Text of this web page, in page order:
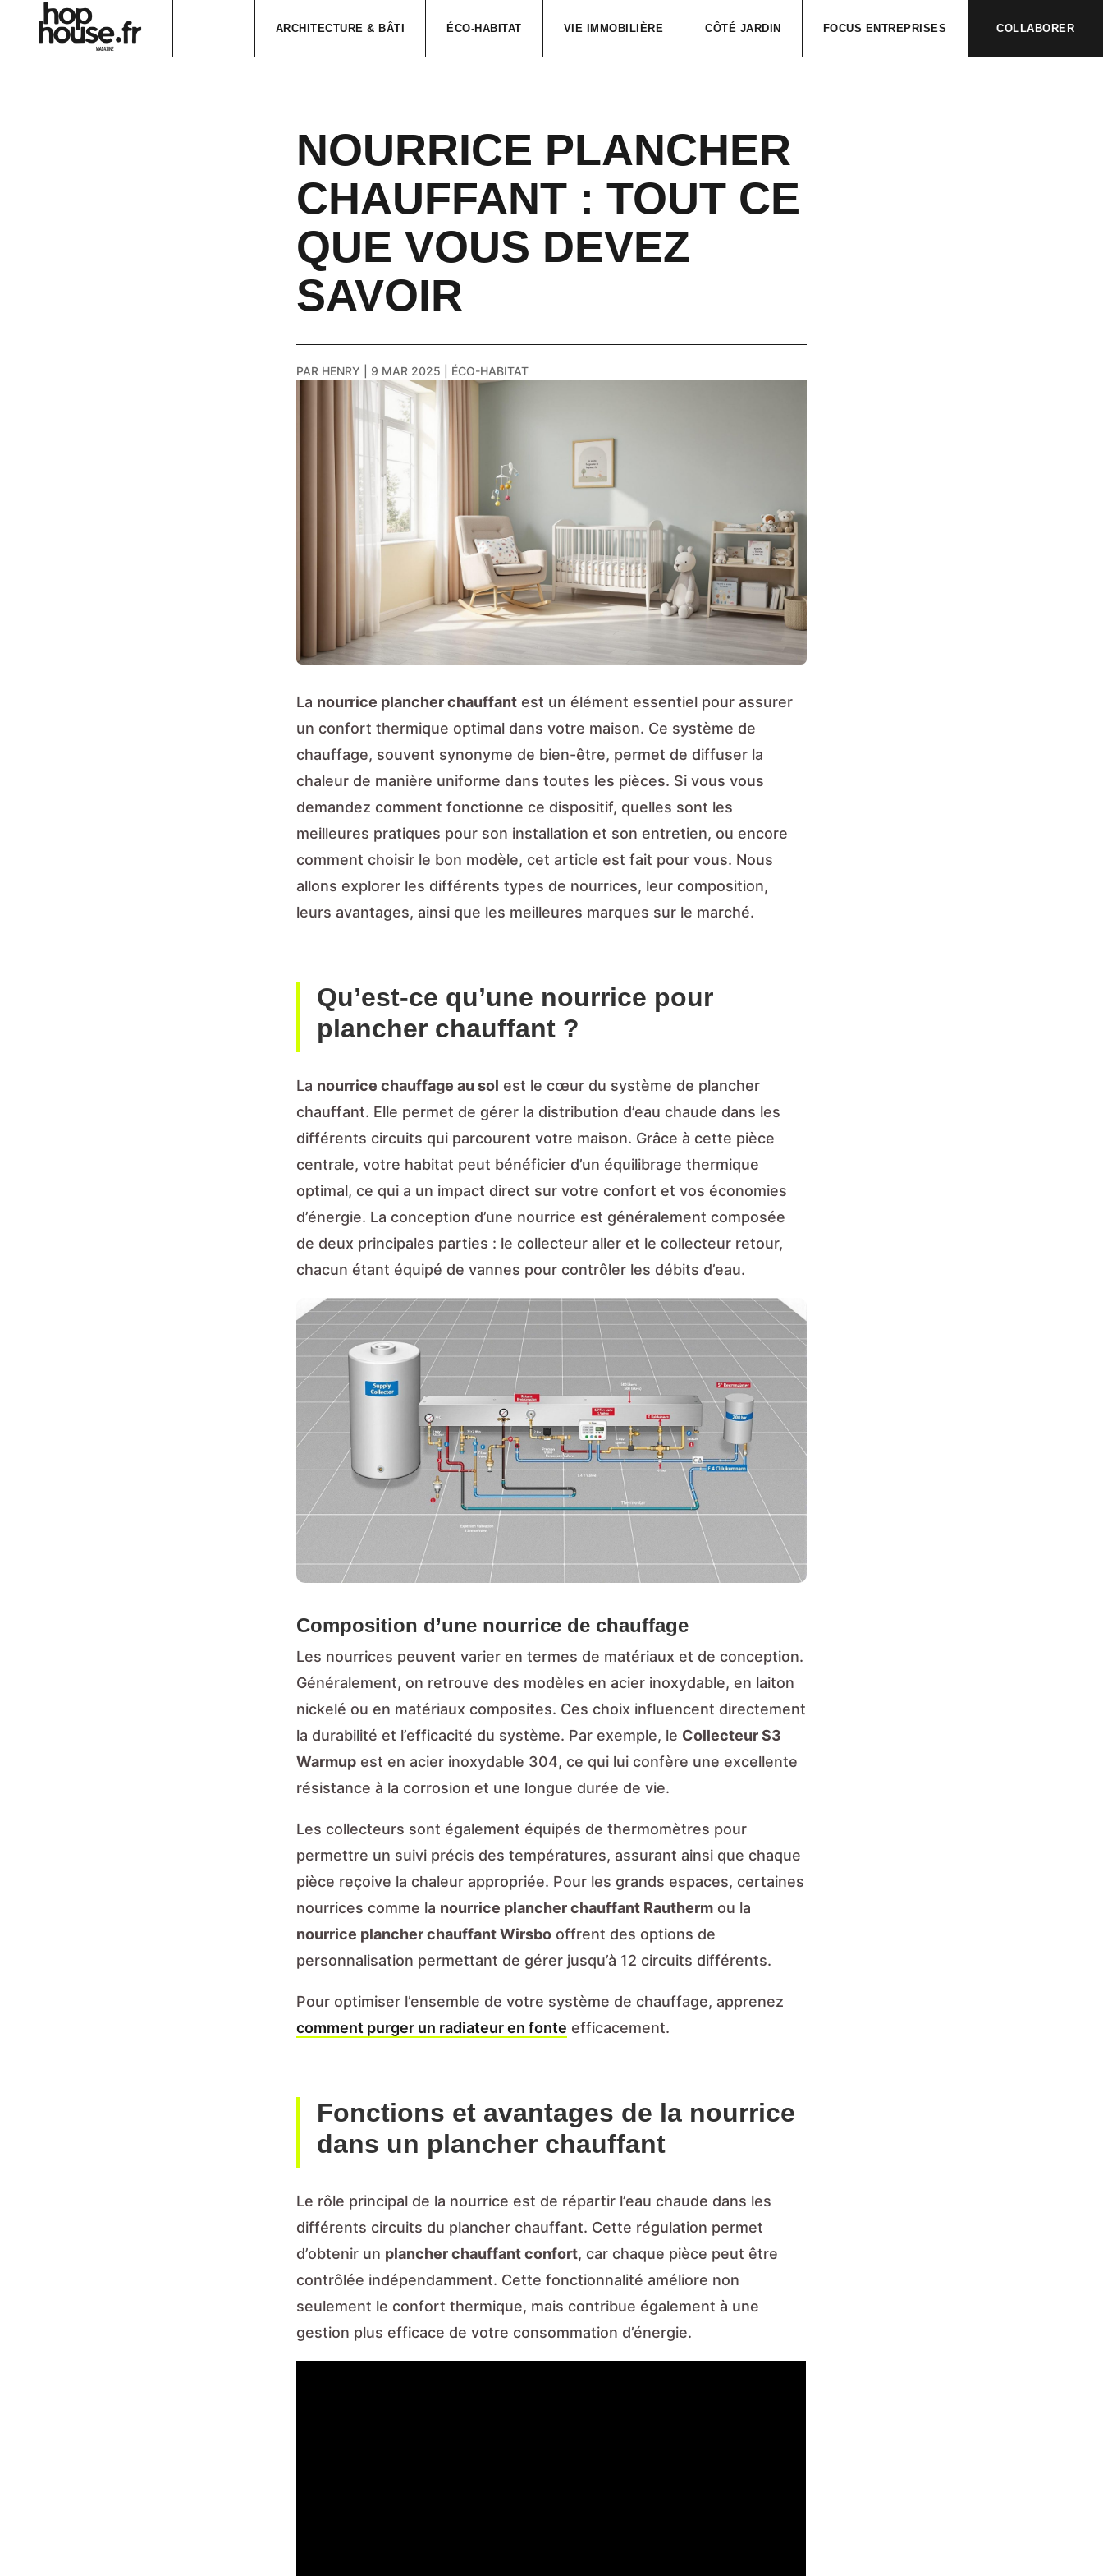
ARCHITECTURE & BÂTI ÉCO-HABITAT VIE IMMOBILIÈRE CÔTÉ JARDIN FOCUS ENTREPRISES COLLABORER
NOURRICE PLANCHER
CHAUFFANT : TOUT CE
QUE VOUS DEVEZ
SAVOIR
PAR HENRY 9 MAR 2025 ÉCO-HABITAT
La nourrice plancher chauffant est un élément essentiel pour assurer
un confort thermique optimal dans votre maison. Ce système de
chauffage, souvent synonyme de bien-être, permet de diffuser la
chaleur de manière uniforme dans toutes les pièces. Si vous vous
demandez comment fonctionne ce dispositif, quelles sont les
meilleures pratiques pour son installation et son entretien, ou encore
comment choisir le bon modèle, cet article est fait pour vous. Nous
allons explorer les différents types de nourrices, leur composition,
leurs avantages, ainsi que les meilleures marques sur le marché.
Qu’est-ce qu’une nourrice pour
plancher chauffant ?
La nourrice chauffage au sol est le cœur du système de plancher
chauffant. Elle permet de gérer la distribution d’eau chaude dans les
différents circuits qui parcourent votre maison. Grâce à cette pièce
centrale, votre habitat peut bénéficier d’un équilibrage thermique
optimal, ce qui a un impact direct sur votre confort et vos économies
d’énergie. La conception d’une nourrice est généralement composée
de deux principales parties : le collecteur aller et le collecteur retour,
chacun étant équipé de vannes pour contrôler les débits d’eau.
Composition d’une nourrice de chauffage
Les nourrices peuvent varier en termes de matériaux et de conception.
Généralement, on retrouve des modèles en acier inoxydable, en laiton
nickelé ou en matériaux composites. Ces choix influencent directement
la durabilité et l’efficacité du système. Par exemple, le Collecteur S3
Warmup est en acier inoxydable 304, ce qui lui confère une excellente
résistance à la corrosion et une longue durée de vie.
Les collecteurs sont également équipés de thermomètres pour
permettre un suivi précis des températures, assurant ainsi que chaque
pièce reçoive la chaleur appropriée. Pour les grands espaces, certaines
nourrices comme la nourrice plancher chauffant Rautherm ou la
nourrice plancher chauffant Wirsbo offrent des options de
personnalisation permettant de gérer jusqu’à 12 circuits différents.
Pour optimiser l’ensemble de votre système de chauffage, apprenez
comment purger un radiateur en fonte efficacement.
Fonctions et avantages de la nourrice
dans un plancher chauffant
Le rôle principal de la nourrice est de répartir l’eau chaude dans les
différents circuits du plancher chauffant. Cette régulation permet
d’obtenir un plancher chauffant confort, car chaque pièce peut être
contrôlée indépendamment. Cette fonctionnalité améliore non
seulement le confort thermique, mais contribue également à une
gestion plus efficace de votre consommation d’énergie.